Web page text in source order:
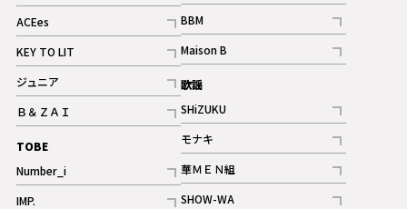
記事
ACEes
記事
KEY TO LIT
記事
ジュニア
記事
Ｂ＆ＺＡＩ
記事
TOBE
Number_i
記事
IMP.
記事
BBM
記事
ギャラリー
Maison B
記事
歌謡
SHiZUKU
記事
モナキ
記事
華ＭＥＮ組
記事
SHOW-WA